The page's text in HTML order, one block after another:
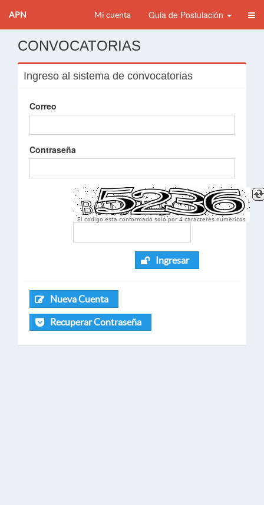
APN Mi cuenta Guia de Postulación
CONVOCATORIAS
Ingreso al sistema de convocatorias
Correo
Contraseña
El codigo esta conformado solo por 4 caracteres numèricos
Ingresar
Nueva Cuenta
Recuperar Contraseña